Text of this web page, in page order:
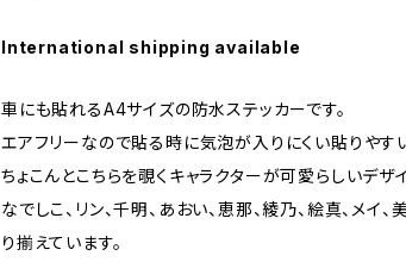
International shipping available
車にも貼れるA4サイズの防水ステッカーです。
エアフリーなので貼る時に気泡が入りにくい貼りやす
ちょこんとこちらを覗くキャラクターが可愛らしいデザイ
なでしこ、リン、千明、あおい、恵那、綾乃、絵真、メイ
り揃えています。